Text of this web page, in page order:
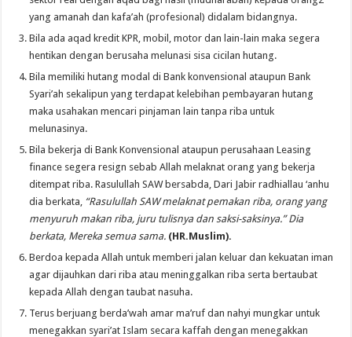
yang amanah dan kafa’ah (profesional) didalam bidangnya.
Bila ada aqad kredit KPR, mobil, motor dan lain-lain maka segera
hentikan dengan berusaha melunasi sisa cicilan hutang.
Bila memiliki hutang modal di Bank konvensional ataupun Bank
Syari’ah sekalipun yang terdapat kelebihan pembayaran hutang
maka usahakan mencari pinjaman lain tanpa riba untuk
melunasinya.
Bila bekerja di Bank Konvensional ataupun perusahaan Leasing
finance segera resign sebab Allah melaknat orang yang bekerja
ditempat riba. Rasulullah SAW bersabda, Dari Jabir radhiallau ‘anhu
dia berkata, “Rasulullah SAW melaknat pemakan riba, orang yang
menyuruh makan riba, juru tulisnya dan saksi-saksinya.” Dia
berkata, Mereka semua sama. (HR.Muslim).
Berdoa kepada Allah untuk memberi jalan keluar dan kekuatan iman
agar dijauhkan dari riba atau meninggalkan riba serta bertaubat
kepada Allah dengan taubat nasuha.
Terus berjuang berda’wah amar ma’ruf dan nahyi mungkar untuk
menegakkan syari’at Islam secara kaffah dengan menegakkan